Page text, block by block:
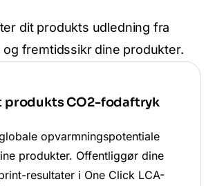
dit produkts udledning fra
og fremtidssikr dine produkter.
produkts CO2-fodaftryk
opvarmningspotentiale
produkter. Offentliggør dine
resultater i One Click LCA-